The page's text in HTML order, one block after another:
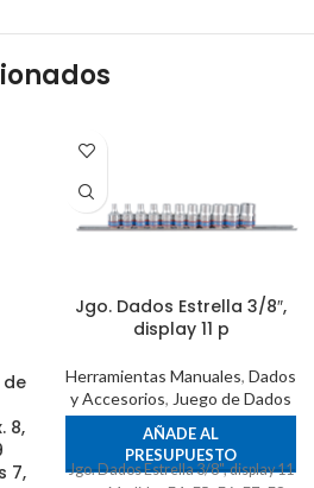
8,
7,
Jgo. Dados Estrella 3/8″,
display 11 p
Herramientas Manuales, Dados
y Accesorios, Juego de Dados
AÑADE AL
PRESUPUESTO
Jgo. Dados Estrella 3/8", display 11